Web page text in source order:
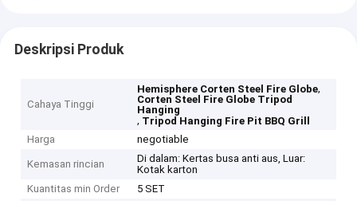
Deskripsi Produk
Cahaya Tinggi
Hemisphere Corten Steel Fire Globe,
Corten Steel Fire Globe Tripod
Hanging
, Tripod Hanging Fire Pit BBQ Grill
Harga
negotiable
Kemasan rincian
Di dalam: Kertas busa anti aus, Luar:
Kotak karton
Kuantitas min Order
5 SET